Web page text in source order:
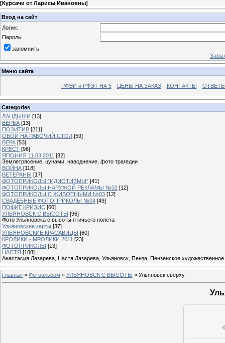
[Курсачи от Ларисы Ивановны]
Вход на сайт
Логин:
Пароль:
запомнить
Меню сайта
РФЭИ и РФЭТ НА 5 ЦЕНЫ НА ЗАКАЗ КОНТАКТЫ
Categories
ЛАНДЫШИ [13]
ВЕРБА [13]
ПОЗИТИВ [211]
ОБОИ НА РАБОЧИЙ СТОЛ [59]
ВЕРА [53]
КРЕСТ [96]
ЯПОНИЯ 11.03.2011 [32]
Землетрясение, цунами, наводнение, фото трагедии
ВОЙНА [118]
ВЕТЕРАНЫ [17]
ФОТОПРИКОЛЫ "ИДИОТИЗМЫ" [41]
ФОТОПРИКОЛЫ НАРУЖОЙ РЕКЛАМЫ №02 [12]
ФОТОПРИКОЛЫ С ЖИВОТНЫМИ №03 [12]
СВАДЕБНЫЕ ФОТОПРИКОЛЫ №04 [49]
ПОФИГ КРИЗИС [60]
УЛЬЯНОВСК С ВЫСОТЫ [96]
Фото Ульяновска с высоты птичьего полёта
Ульяновские карты [37]
УЛЬЯНОВСКИЕ КРАСАВИЦЫ [60]
КРОЛИКИ - МРОЛИКИ 2011 [23]
ФОТОПРИКОЛЫ [13]
НАСТЯ [188]
Анастасия Лазарева, Настя Лазарева, Ульяновск, Пенза, Пензенское
Главная » Фотоальбом » УЛЬЯНОВСК С ВЫСОТЫ » Ульяновск сверху
В